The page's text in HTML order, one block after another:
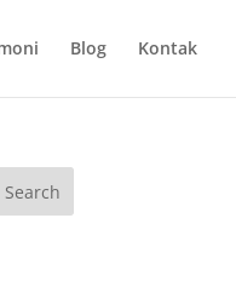
Blog Kontak